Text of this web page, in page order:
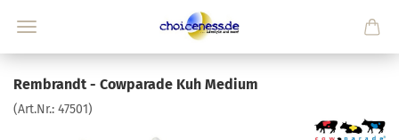
Rembrandt - Cowparade Kuh Medium
(Art.Nr.: 47501)